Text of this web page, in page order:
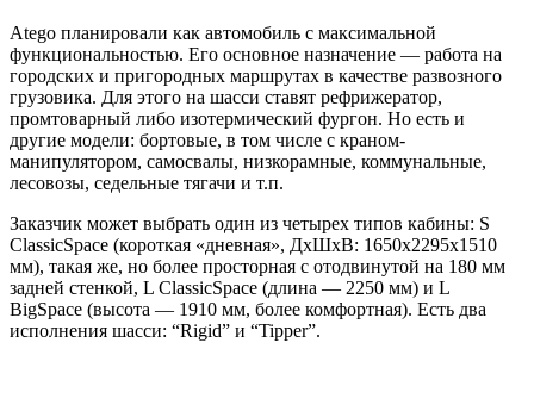
Atego планировали как автомобиль с максимальной
функциональностью. Его основное назначение — работа на
городских и пригородных маршрутах в качестве развозного
грузовика. Для этого на шасси ставят рефрижератор,
промтоварный либо изотермический фургон. Но есть и
другие модели: бортовые, в том числе с краном-
манипулятором, самосвалы, низкорамные, коммунальные,
лесовозы, седельные тягачи и т.п.
Заказчик может выбрать один из четырех типов кабины: S
ClassicSpace (короткая «дневная», ДхШхВ: 1650х2295х1510
мм), такая же, но более просторная с отодвинутой на 180 мм
задней стенкой, L ClassicSpace (длина — 2250 мм) и L
BigSpace (высота — 1910 мм, более комфортная). Есть два
исполнения шасси: “Rigid” и “Tipper”.